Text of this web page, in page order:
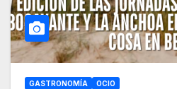
GASTRONOMÍA OCIO